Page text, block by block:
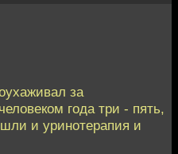
за
года три - пять,
и уринотерапия и